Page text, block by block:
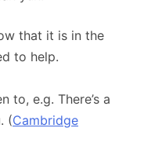
that it is in the
to help.
to, e.g. There’s a
(Cambridge